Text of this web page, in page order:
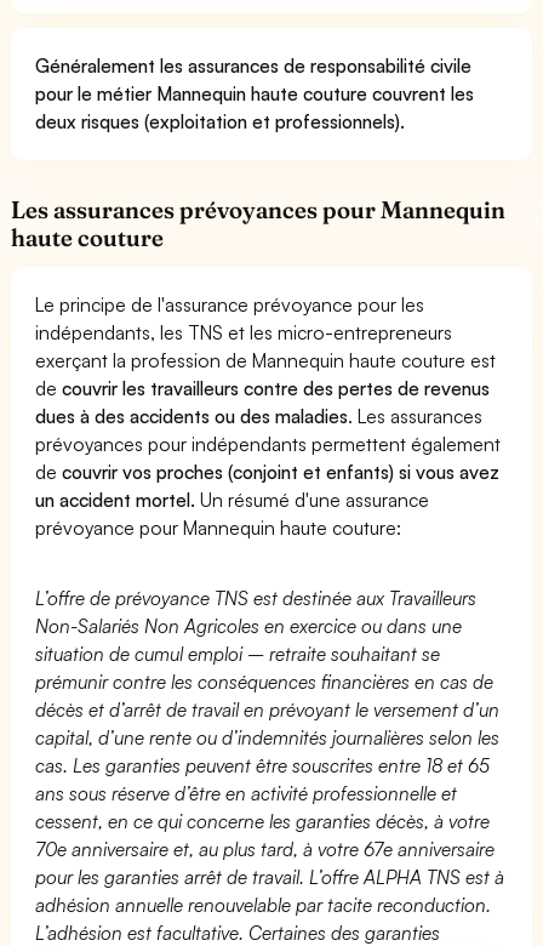
Généralement les assurances de responsabilité civile
pour le métier Mannequin haute couture couvrent les
deux risques (exploitation et professionnels).
Les assurances prévoyances pour Mannequin
haute couture
Le principe de l'assurance prévoyance pour les
indépendants, les TNS et les micro-entrepreneurs
exerçant la profession de Mannequin haute couture est
decouvrir les travailleurs contre des pertes de revenus
dues à des accidents ou des maladies. Les assurances
prévoyances pour indépendants permettent également
decouvrir vos proches (conjoint et enfants) si vous avez
un accident mortel. Un résumé d'une assurance
prévoyance pour Mannequin haute couture:
L’offre de prévoyance TNS est destinée aux Travailleurs
Non-Salariés Non Agricoles en exercice ou dans une
situation de cumul emploi – retraite souhaitant se
prémunir contre les conséquences financières en cas de
décès et d’arrêt de travail en prévoyant le versement d’un
capital, d’une rente ou d’indemnités journalières selon les
cas. Les garanties peuvent être souscrites entre 18 et 65
ans sous réserve d’être en activité professionnelle et
cessent, en ce qui concerne les garanties décès, à votre
70e anniversaire et, au plus tard, à votre 67e anniversaire
pour les garanties arrêt de travail. L’offre ALPHA TNS est à
adhésion annuelle renouvelable par tacite reconduction.
L’adhésion est facultative. Certaines des garanties